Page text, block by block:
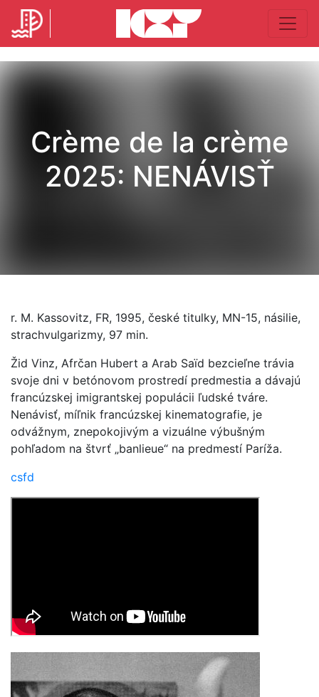
Crѐme de la crѐme
2025: NENÁVISŤ
r. M. Kassovitz, FR, 1995, české titulky, MN-15, násilie,
strachvulgarizmy, 97 min.
Žid Vinz, Afrčan Hubert a Arab Saïd bezcieľne trávia
svoje dni v betónovom prostredí predmestia a dávajú
francúzskej imigrantskej populácii ľudské tváre.
Nenávisť, míľnik francúzskej kinematografie, je
odvážnym, znepokojivým a vizuálne výbušným
pohľadom na štvrť „banlieue“ na predmestí Paríža.
csfd